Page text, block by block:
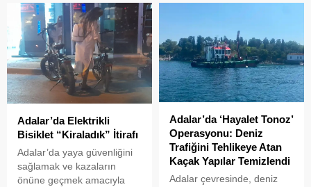
Adalar’da Elektrikli
Bisiklet “Kiraladık” İtirafı
Adalar’da yaya güvenliğini
sağlamak ve kazaların
önüne geçmek amacıyla
Adalar’da ‘Hayalet Tonoz’
Operasyonu: Deniz
Trafiğini Tehlikeye Atan
Kaçak Yapılar Temizlendi
Adalar çevresinde, deniz